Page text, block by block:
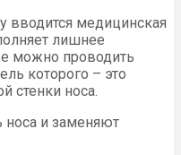
вводится медицинская
лишнее
можно проводить
которого – это
стенки носа.
носа и заменяют